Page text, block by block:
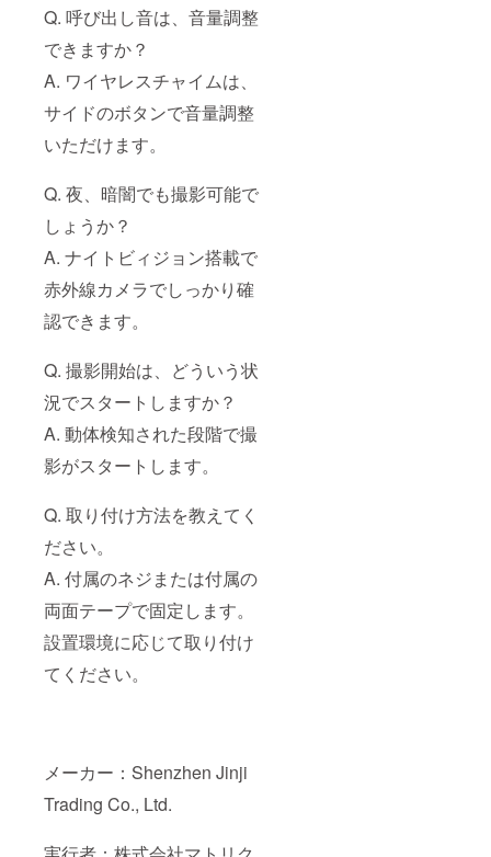
Q. 呼び出し音は、音量調整
できますか？
A. ワイヤレスチャイムは、
サイドのボタンで音量調整
いただけます。
Q. 夜、暗闇でも撮影可能で
しょうか？
A. ナイトビィジョン搭載で
赤外線カメラでしっかり確
認できます。
Q. 撮影開始は、どういう状
況でスタートしますか？
A. 動体検知された段階で撮
影がスタートします。
Q. 取り付け方法を教えてく
ださい。
A. 付属のネジまたは付属の
両面テープで固定します。
設置環境に応じて取り付け
てください。
メーカー：Shenzhen Jinji
Trading Co., Ltd.